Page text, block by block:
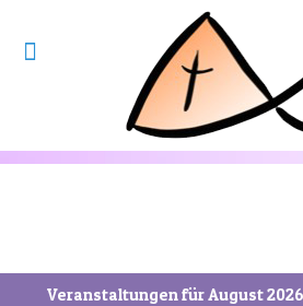
Veranstaltungen für August 2026